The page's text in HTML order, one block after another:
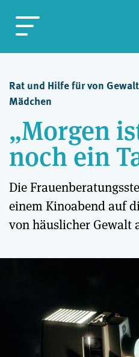
Rat und Hilfe für von
Mädchen
„Morgen
noch ein
Die
einem Kinoabend auf
von häuslicher Gewalt